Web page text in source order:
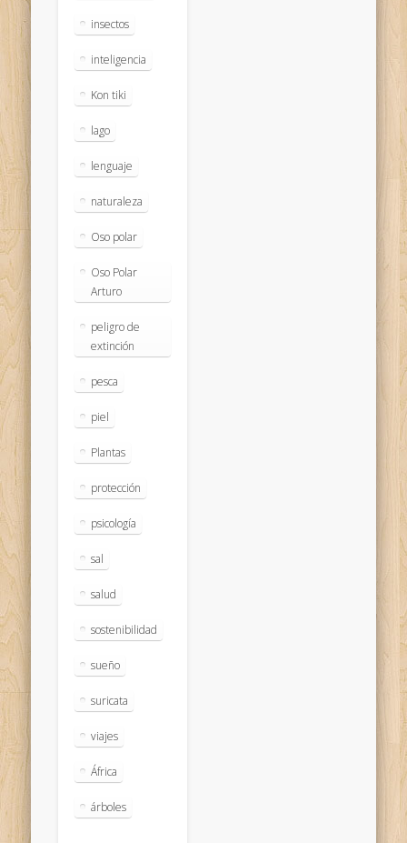
insectos
inteligencia
Kon tiki
lago
lenguaje
naturaleza
Oso polar
Oso Polar
Arturo
peligro de
extinción
pesca
piel
Plantas
protección
psicología
sal
salud
sostenibilidad
sueño
suricata
viajes
África
árboles